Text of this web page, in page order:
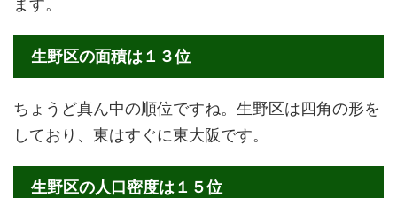
ます。
生野区の面積は１３位
ちょうど真ん中の順位ですね。生野区は四角の形を
しており、東はすぐに東大阪です。
生野区の人口密度は１５位